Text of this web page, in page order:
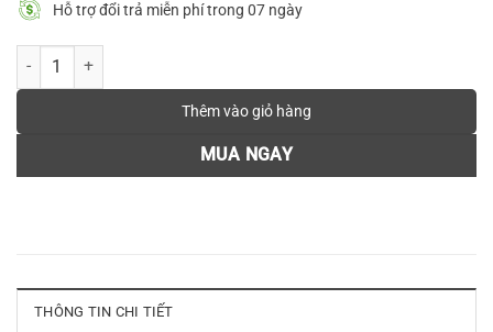
Hỗ trợ đổi trả miễn phí trong 07 ngày
Bông tai bạc nữ sợi sóng đôi MATERA S925 chính hãng lắc tai bạc
Thêm vào giỏ hàng
MUA NGAY
THÔNG TIN CHI TIẾT